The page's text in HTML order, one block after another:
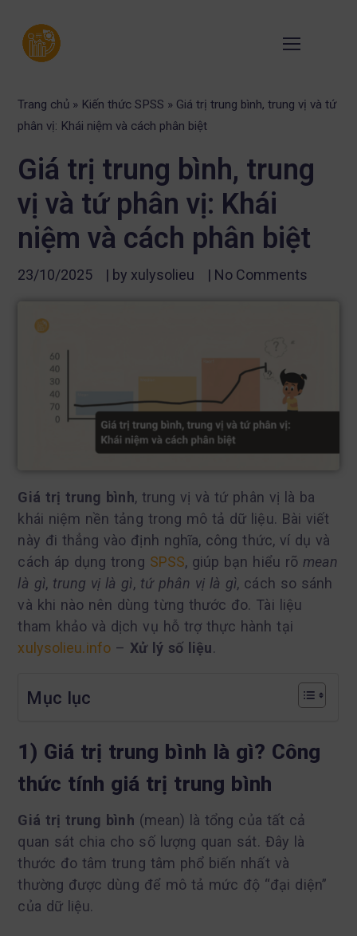
Trang chủ » Kiến thức SPSS » Giá trị trung bình, trung vị và tứ
phân vị: Khái niệm và cách phân biệt
Giá trị trung bình, trung
vị và tứ phân vị: Khái
niệm và cách phân biệt
23/10/2025 | by xulysolieu | No Comments
Giá trị trung bình, trung vị và tứ phân vị là ba
khái niệm nền tảng trong mô tả dữ liệu. Bài viết
này đi thẳng vào định nghĩa, công thức, ví dụ và
cách áp dụng trong SPSS, giúp bạn hiểu rõ mean
là gì, trung vị là gì, tứ phân vị là gì, cách so sánh
và khi nào nên dùng từng thước đo. Tài liệu
tham khảo và dịch vụ hỗ trợ thực hành tại
xulysolieu.info– Xử lý số liệu.
Mục lục
1) Giá trị trung bình là gì? Công
thức tính giá trị trung bình
Giá trị trung bình (mean) là tổng của tất cả
quan sát chia cho số lượng quan sát. Đây là
thước đo tâm trung tâm phổ biến nhất và
thường được dùng để mô tả mức độ “đại diện”
của dữ liệu.